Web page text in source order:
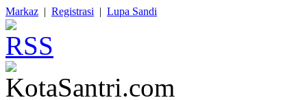
Markaz | Registrasi | Lupa Sandi